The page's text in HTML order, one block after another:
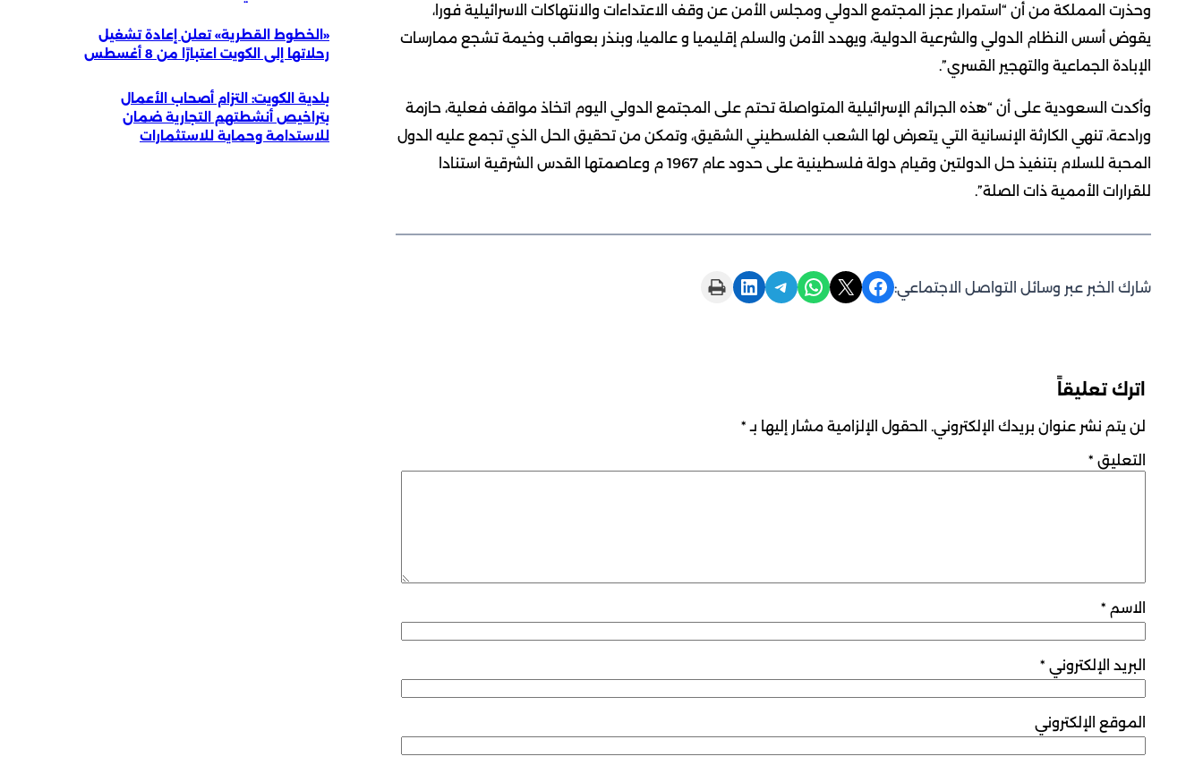
وحذرت المملكة من أن “استمرار عجز المجتمع الدولي ومجلس الأمن عن وقف الاعتداءات والانتهاكات الاسرائيلية فورا،
يقوض أسس النظام الدولي والشرعية الدولية، ويهدد الأمن والسلم إقليميا و عالميا، وبنذر بعواقب وخيمة تشجع ممارسات
الإبادة الجماعية والتهجير القسري”.
وأكدت السعودية على أن “هذه الجرائم الإسرائيلية المتواصلة تحتم على المجتمع الدولي اليوم اتخاذ مواقف فعلية، حازمة
ورادعة، تنهي الكارثة الإنسانية التي يتعرض لها الشعب الفلسطيني الشقيق، وتمكن من تحقيق الحل الذي تجمع عليه الدول
المحبة للسلام بتنفيذ حل الدولتين وقيام دولة فلسطينية على حدود عام 1967 م وعاصمتها القدس الشرقية استنادا
للقرارات الأممية ذات الصلة”.
شارك الخبر عبر وسائل التواصل الاجتماعي: Share on Facebook
Share on X
Share on WhatsApp
Share on Telegram
Share on LinkedIn
Print this Page
اترك تعليقاً
لن يتم نشر عنوان بريدك الإلكتروني. الحقول الإلزامية مشار إليها بـ *
التعليق *
الاسم *
البريد الإلكتروني *
الموقع الإلكتروني
«الخطوط القطرية» تعلن إعادة تشغيل
رحلاتها إلى الكويت اعتبارًا من 8 أغسطس
بلدية الكويت: التزام أصحاب الأعمال
بتراخيص أنشطتهم التجارية ضمان
للاستدامة وحماية للاستثمارات